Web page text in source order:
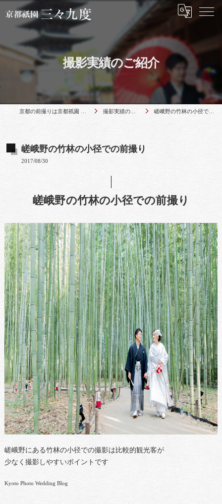
撮影実績のご紹介
撮影実績のご紹介 嵯峨野の竹林の小径での前撮り
嵯峨野の竹林の小径での前撮り
2017/08/30
嵯峨野の竹林の小径での前撮り
嵯峨野にある竹林の小径での撮影は比較的観光客が
少なく撮影しやすいポイントです
Kyoto Photo Wedding Blog